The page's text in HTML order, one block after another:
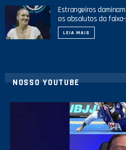
Estrangeiros
os absolutos da
LEIA MAIS
NOSSO YOUTUBE